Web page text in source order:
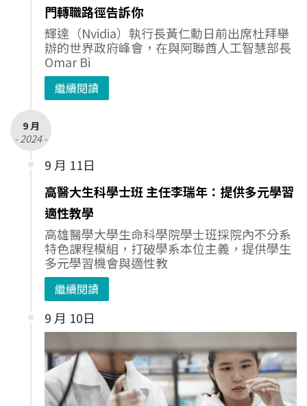
門轉職路徑告訴你
輝達（Nvidia）執行長黃仁勳日前出席杜拜舉
辦的世界政府峰會，在與阿聯酋人工智慧部長
Omar Bi
繼續閱讀
9 月
- 2024 -
9 月 11日
高醫大生科學士班 主任李瑞年：提供多元學習
適性教學
高雄醫學大學生命科學院學士班採院內不分系
特色課程模組，打破學系本位主義，提供學生
多元學習機會與適性教
繼續閱讀
9 月 10日